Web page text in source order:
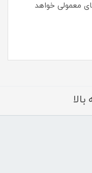
معمولی خواهد